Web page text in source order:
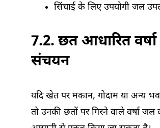
सिंचाई के लिए उपयोगी जल
7.2. छत आधारित
संचयन
यदि खेत पर मकान, गोदाम या अन्य
तो उनकी छतों पर गिरने वाले वर्षा जल